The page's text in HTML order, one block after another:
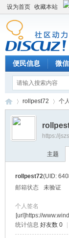
设为首页 收藏本站
便民信息 微
›
rollpest72 个
https://
主题
rollpest72(UID:
邮箱状态
未验证
个人签名
[url]https://
统计信息 好友数 0